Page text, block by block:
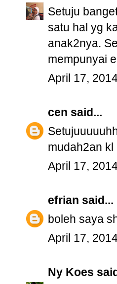
Setuju
satu hal yg
anak2nya.
mempunyai
April 17,
cen said...
mudah2an
April 17,
efrian said...
boleh saya
April 17,
Ny Koes